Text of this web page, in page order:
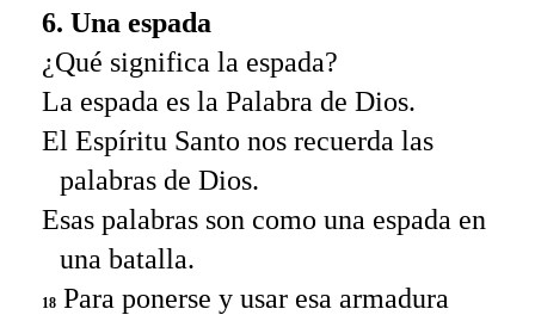
6. Una espada
¿Qué significa la espada?
La espada es la Palabra de Dios.
El Espíritu Santo nos recuerda las
palabras de Dios.
Esas palabras son como una espada en
una batalla.
18 Para ponerse y usar esa armadura